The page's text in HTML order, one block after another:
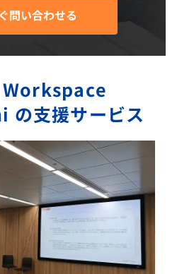
問い合わせる
支援サービス